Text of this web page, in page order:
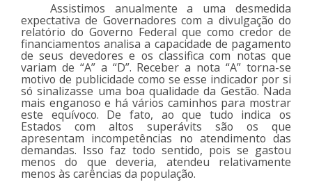
Assistimos anualmente a uma desmedida
expectativa de Governadores com a divulgação do
relatório do Governo Federal que como credor de
financiamentos analisa a capacidade de pagamento
de seus devedores e os classifica com notas que
variam de “A” a “D”. Receber a nota “A” torna-se
motivo de publicidade como se esse indicador por si
só sinalizasse uma boa qualidade da Gestão. Nada
mais enganoso e há vários caminhos para mostrar
este equívoco. De fato, ao que tudo indica os
Estados com altos superávits são os que
apresentam incompetências no atendimento das
demandas. Isso faz todo sentido, pois se gastou
menos do que deveria, atendeu relativamente
menos às carências da população.